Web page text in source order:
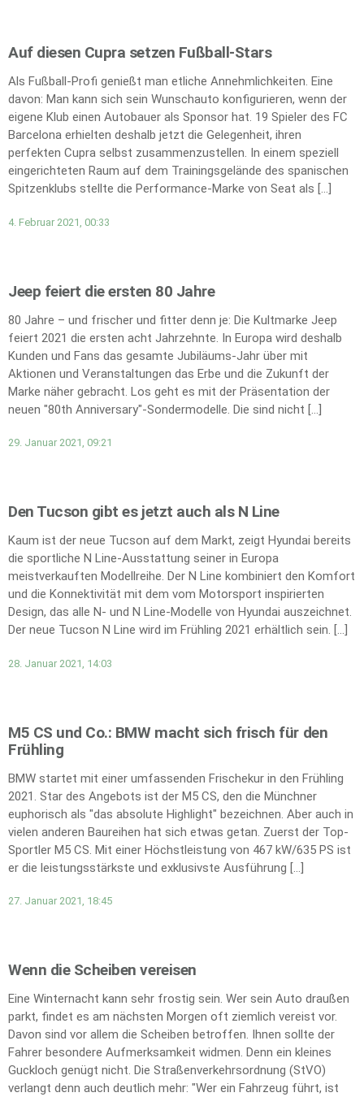
Auf diesen Cupra setzen Fußball-Stars
Als Fußball-Profi genießt man etliche Annehmlichkeiten. Eine
davon: Man kann sich sein Wunschauto konfigurieren, wenn der
eigene Klub einen Autobauer als Sponsor hat. 19 Spieler des FC
Barcelona erhielten deshalb jetzt die Gelegenheit, ihren
perfekten Cupra selbst zusammenzustellen. In einem speziell
eingerichteten Raum auf dem Trainingsgelände des spanischen
Spitzenklubs stellte die Performance-Marke von Seat als […]
4. Februar 2021, 00:33
Jeep feiert die ersten 80 Jahre
80 Jahre – und frischer und fitter denn je: Die Kultmarke Jeep
feiert 2021 die ersten acht Jahrzehnte. In Europa wird deshalb
Kunden und Fans das gesamte Jubiläums-Jahr über mit
Aktionen und Veranstaltungen das Erbe und die Zukunft der
Marke näher gebracht. Los geht es mit der Präsentation der
neuen "80th Anniversary"-Sondermodelle. Die sind nicht […]
29. Januar 2021, 09:21
Den Tucson gibt es jetzt auch als N Line
Kaum ist der neue Tucson auf dem Markt, zeigt Hyundai bereits
die sportliche N Line-Ausstattung seiner in Europa
meistverkauften Modellreihe. Der N Line kombiniert den Komfort
und die Konnektivität mit dem vom Motorsport inspirierten
Design, das alle N- und N Line-Modelle von Hyundai auszeichnet.
Der neue Tucson N Line wird im Frühling 2021 erhältlich sein. […]
28. Januar 2021, 14:03
M5 CS und Co.: BMW macht sich frisch für den
Frühling
BMW startet mit einer umfassenden Frischekur in den Frühling
2021. Star des Angebots ist der M5 CS, den die Münchner
euphorisch als "das absolute Highlight" bezeichnen. Aber auch in
vielen anderen Baureihen hat sich etwas getan. Zuerst der Top-
Sportler M5 CS. Mit einer Höchstleistung von 467 kW/635 PS ist
er die leistungsstärkste und exklusivste Ausführung […]
27. Januar 2021, 18:45
Wenn die Scheiben vereisen
Eine Winternacht kann sehr frostig sein. Wer sein Auto draußen
parkt, findet es am nächsten Morgen oft ziemlich vereist vor.
Davon sind vor allem die Scheiben betroffen. Ihnen sollte der
Fahrer besondere Aufmerksamkeit widmen. Denn ein kleines
Guckloch genügt nicht. Die Straßenverkehrsordnung (StVO)
verlangt denn auch deutlich mehr: "Wer ein Fahrzeug führt, ist